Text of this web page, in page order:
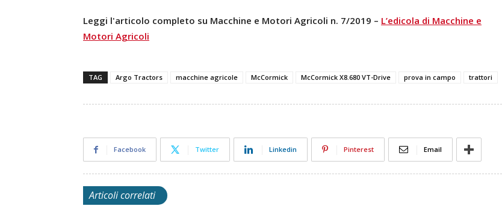
Leggi l'articolo completo su Macchine e Motori Agricoli n. 7/2019 – L’edicola di Macchine e
Motori Agricoli
TAG Argo Tractors macchine agricole McCormick McCormick X8.680 VT-Drive prova in campo trattori
Facebook Twitter Linkedin Pinterest Email
Articoli correlati